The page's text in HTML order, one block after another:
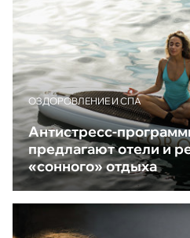
ОЗДОРОВЛЕНИЕ И СПА
Антистресс-
предлагают отели и
«сонного» отдыха